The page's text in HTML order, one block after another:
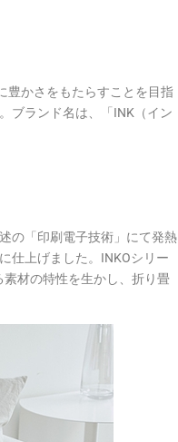
豊かさをもたらすことを目指
ブランド名は、「INK（イン
の「印刷電子技術」にて発熱
仕上げました。INKOシリー
材の特性を生かし、折り畳